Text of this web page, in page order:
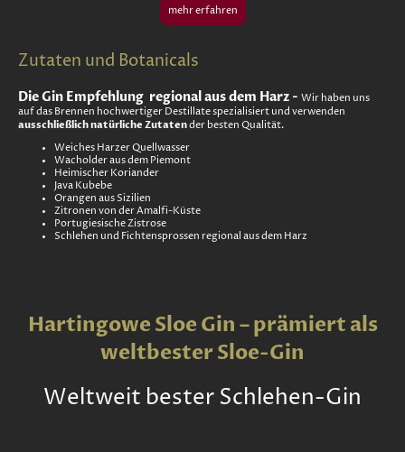
mehr erfahren
Zutaten und Botanicals
Die Gin Empfehlung regional aus dem Harz - Wir haben uns
auf das Brennen hochwertiger Destillate spezialisiert und verwenden
ausschließlich natürliche Zutatender besten Qualität.
Weiches Harzer Quellwasser
Wacholder aus dem Piemont
Heimischer Koriander
Java Kubebe
Orangen aus Sizilien
Zitronen von der Amalfi-Küste
Portugiesische Zistrose
Schlehen und Fichtensprossen regional aus dem Harz
Hartingowe Sloe Gin – prämiert als
weltbester Sloe-Gin
Weltweit bester Schlehen-Gin